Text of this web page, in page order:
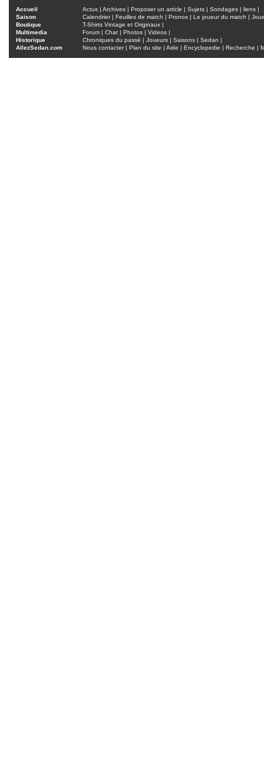
Accueil Actus | Archives | Proposer un article | Sujets | Sondages | liens |
Saison
Calendrier| Feuilles de match | Pronos | Le joueur du match |
Boutique
T-Shirts Vintage et Originaux |
Multimedia
Forum | Chat | Photos | Videos |
Historique
Chroniques du passé | Joueurs | Saisons | Sedan |
AllezSedan.com
Nous contacter| Plan du site | Aide | Encyclopedie | Recherche |